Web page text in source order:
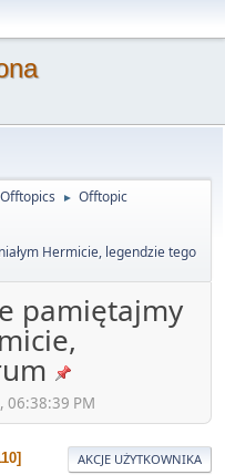
Offtopics ► Offtopic
Hermicie, legendzie tego
pamiętajmy
06:38:39 PM
AKCJE UŻYTKOWNIKA